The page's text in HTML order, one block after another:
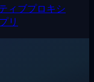
ィブプロキシ
リ